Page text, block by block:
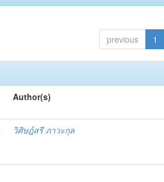
previous 1
Author(s)
วิศิษฎ์สรี ภาวะกุล